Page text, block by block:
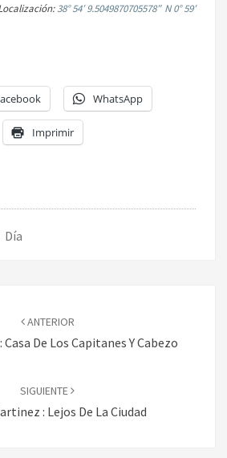
38° 54′ 9.5049870705578″ N 0° 59′
WhatsApp
Imprimir
ANTERIOR
De Los Capitanes Y Cabezo
SIGUIENTE
: Lejos De La Ciudad